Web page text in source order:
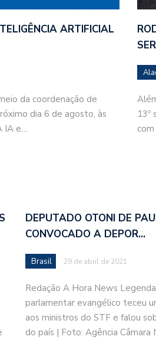
ARTIFICIAL
da coordenação de
dia 6 de agosto, às
IA e…
13º
DEPUTADO OTONI DE
CONVOCADO A DEPOR…
Brasil 29 de abril de 2021
Redação A Hora News
parlamentar evangélico teceu
aos ministros do STF e falou
do país | Foto: Agência